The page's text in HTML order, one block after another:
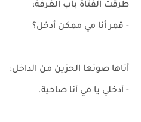
طرقت الفتاة باب الغرفة:
- قمر أنا مي ممكن أدخل؟
أتاها صوتها الحزين من الداخل:
- أدخلي يا مي أنا صاحية.